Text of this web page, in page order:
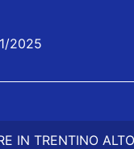
2025
IN TRENTINO